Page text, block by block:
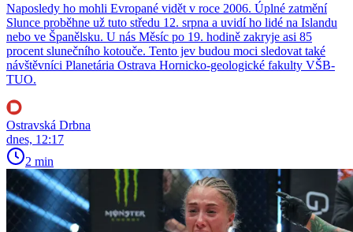
Naposledy ho mohli Evropané vidět v roce 2006. Úplné zatmění
Slunce proběhne už tuto středu 12. srpna a uvidí ho lidé na Islandu
nebo ve Španělsku. U nás Měsíc po 19. hodině zakryje asi 85
procent slunečního kotouče. Tento jev budou moci sledovat také
návštěvníci Planetária Ostrava Hornicko-geologické fakulty VŠB-
TUO.
Ostravská Drbna
dnes, 12:17
2 min